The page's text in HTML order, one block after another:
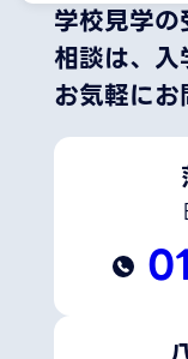
学校見学
相談は、 入
お気軽にお